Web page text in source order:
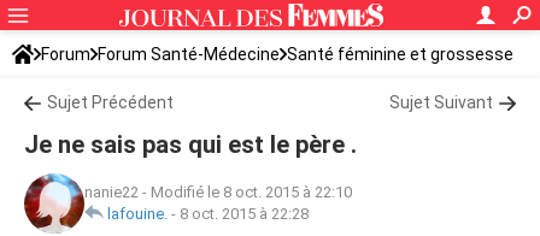
Forum Forum Santé-Médecine Santé féminine et grossesse
Ovulation
Sujet Précédent Sujet Suivant
Je ne sais pas qui est le père .
nanie22 - Modifié le 8 oct. 2015 à 22:10
lafouine. - 8 oct. 2015 à 22:28